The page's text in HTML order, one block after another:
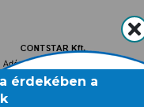
érdekében a